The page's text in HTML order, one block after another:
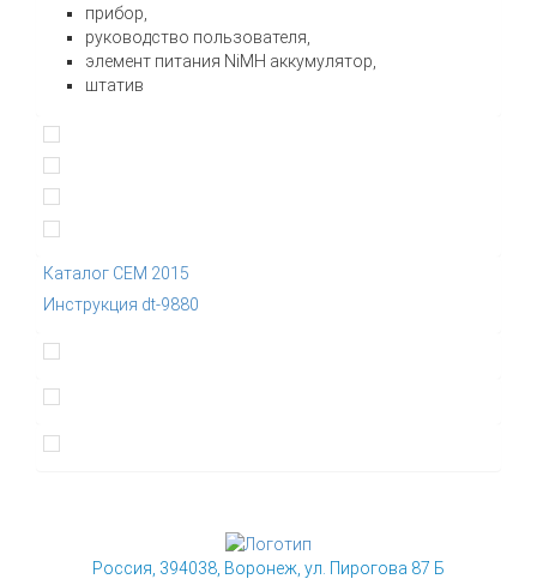
прибор,
руководство пользователя,
элемент питания NiMH аккумулятор,
штатив
Каталог CEM 2015
Инструкция dt-9880
Россия, 394038, Воронеж, ул. Пирогова 87 Б